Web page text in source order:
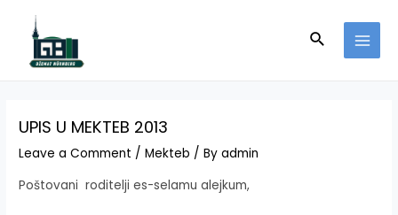
content
Search
UPIS U MEKTEB 2013
Leave a Comment /Mekteb / Byadmin
Poštovani roditelji es-selamu alejkum,